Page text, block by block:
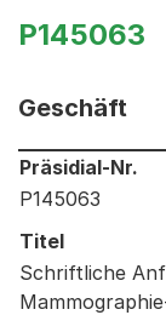
P145063
Geschäft
Informationen
Präsidial-Nr.
P145063
Titel
Schriftliche